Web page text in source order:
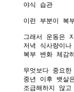
야식 습관
이런 부분이 복
그래서 운동은
저녁 식사량이
복부 변화 체감
무엇보다 중요한
중년 이후 뱃살
조급해하지 않